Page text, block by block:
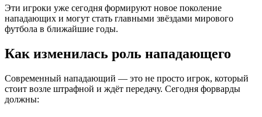
Эти игроки уже сегодня формируют новое поколение
нападающих и могут стать главными звёздами мирового
футбола в ближайшие годы.
Как изменилась роль нападающего
Современный нападающий — это не просто игрок, который
стоит возле штрафной и ждёт передачу. Сегодня форварды
должны: